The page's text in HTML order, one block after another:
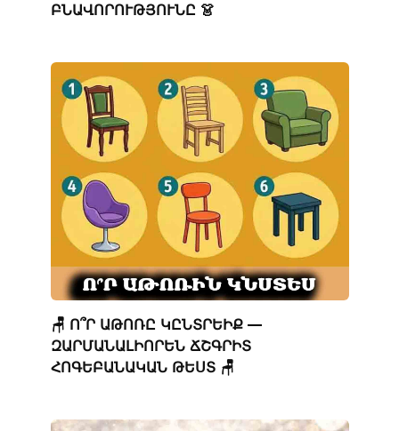
ԲՆԱՎՈՐՈՒԹՅՈՒՆԸ 👗
🪑 Ո՞Ր ԱԹՈՌԸ ԿԸՆՏՐԵԻՔ —
ԶԱՐՄԱՆԱԼԻՈՐԵՆ ՃՇԳՐԻՏ
ՀՈԳԵԲԱՆԱԿԱՆ ԹԵՍՏ 🪑